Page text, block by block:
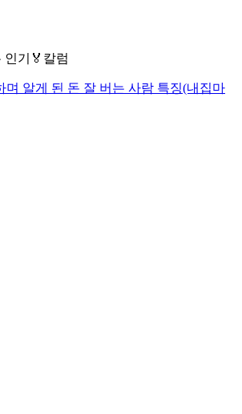
인기🏅칼럼
며 알게 된 돈 잘 버는 사람 특징(내집마